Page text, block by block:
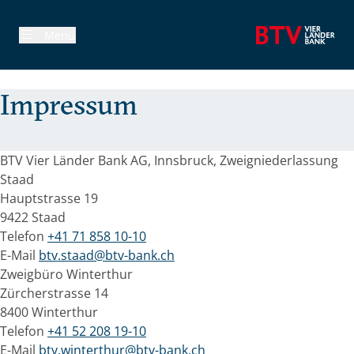
Impressum
BTV Vier Länder Bank AG, Innsbruck, Zweigniederlassung
Staad
Hauptstrasse 19
9422 Staad
Telefon +41 71 858 10-10
E-Mail btv.staad@btv-bank.ch
Zweigbüro Winterthur
Zürcherstrasse 14
8400 Winterthur
Telefon +41 52 208 19-10
E-Mail btv.winterthur@btv-bank.ch